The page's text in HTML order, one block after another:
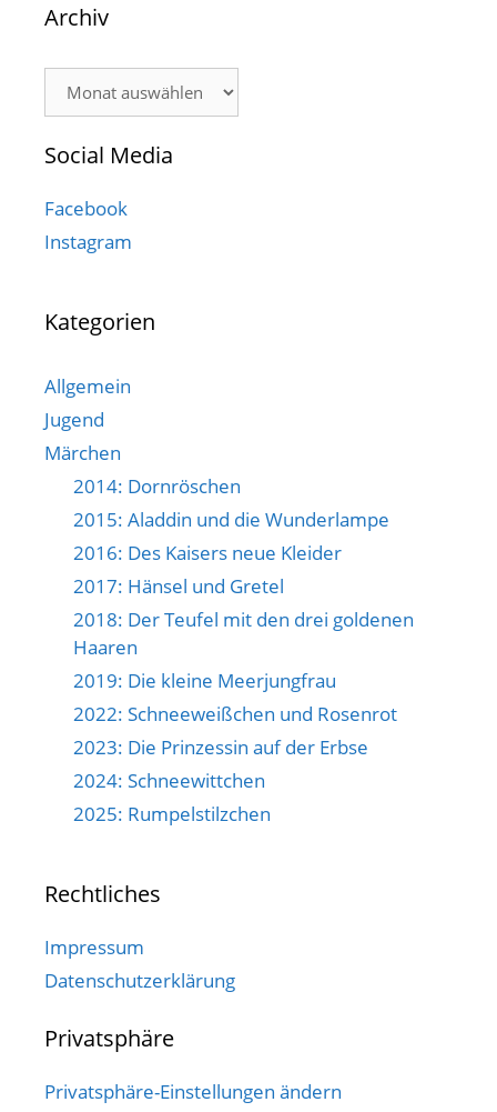
Archiv
Social Media
Facebook
Instagram
Kategorien
Allgemein
Jugend
Märchen
2014: Dornröschen
2015: Aladdin und die Wunderlampe
2016: Des Kaisers neue Kleider
2017: Hänsel und Gretel
2018: Der Teufel mit den drei goldenen
Haaren
2019: Die kleine Meerjungfrau
2022: Schneeweißchen und Rosenrot
2023: Die Prinzessin auf der Erbse
2024: Schneewittchen
2025: Rumpelstilzchen
Rechtliches
Impressum
Datenschutzerklärung
Privatsphäre
Privatsphäre-Einstellungen ändern